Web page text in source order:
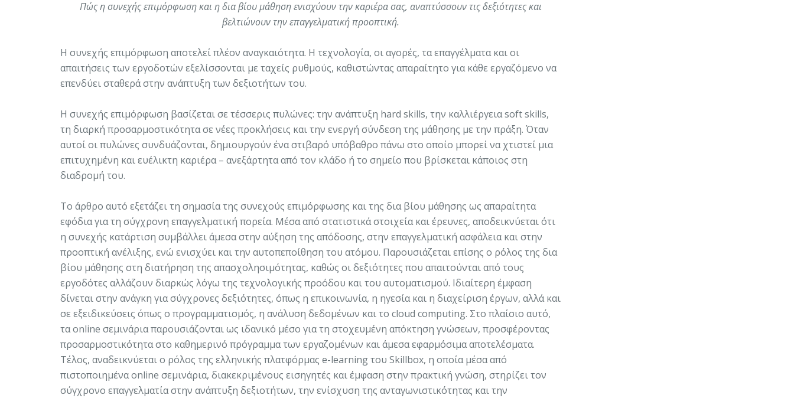
Πώς η συνεχής επιμόρφωση και η δια βίου μάθηση ενισχύουν την καριέρα σας, αναπτύσσουν τις δεξιότητες και
βελτιώνουν την επαγγελματική προοπτική.
Η συνεχής επιμόρφωση αποτελεί πλέον αναγκαιότητα. Η τεχνολογία, οι αγορές, τα επαγγέλματα και οι
απαιτήσεις των εργοδοτών εξελίσσονται με ταχείς ρυθμούς, καθιστώντας απαραίτητο για κάθε εργαζόμενο να
επενδύει σταθερά στην ανάπτυξη των δεξιοτήτων του.
Η συνεχής επιμόρφωση βασίζεται σε τέσσερις πυλώνες: την ανάπτυξη hard skills, την καλλιέργεια soft skills,
τη διαρκή προσαρμοστικότητα σε νέες προκλήσεις και την ενεργή σύνδεση της μάθησης με την πράξη. Όταν
αυτοί οι πυλώνες συνδυάζονται, δημιουργούν ένα στιβαρό υπόβαθρο πάνω στο οποίο μπορεί να χτιστεί μια
επιτυχημένη και ευέλικτη καριέρα – ανεξάρτητα από τον κλάδο ή το σημείο που βρίσκεται κάποιος στη
διαδρομή του.
Το άρθρο αυτό εξετάζει τη σημασία της συνεχούς επιμόρφωσης και της δια βίου μάθησης ως απαραίτητα
εφόδια για τη σύγχρονη επαγγελματική πορεία. Μέσα από στατιστικά στοιχεία και έρευνες, αποδεικνύεται ότι
η συνεχής κατάρτιση συμβάλλει άμεσα στην αύξηση της απόδοσης, στην επαγγελματική ασφάλεια και στην
προοπτική ανέλιξης, ενώ ενισχύει και την αυτοπεποίθηση του ατόμου. Παρουσιάζεται επίσης ο ρόλος της δια
βίου μάθησης στη διατήρηση της απασχολησιμότητας, καθώς οι δεξιότητες που απαιτούνται από τους
εργοδότες αλλάζουν διαρκώς λόγω της τεχνολογικής προόδου και του αυτοματισμού. Ιδιαίτερη έμφαση
δίνεται στην ανάγκη για σύγχρονες δεξιότητες, όπως η επικοινωνία, η ηγεσία και η διαχείριση έργων, αλλά και
σε εξειδικεύσεις όπως ο προγραμματισμός, η ανάλυση δεδομένων και το cloud computing. Στο πλαίσιο αυτό,
τα online σεμινάρια παρουσιάζονται ως ιδανικό μέσο για τη στοχευμένη απόκτηση γνώσεων, προσφέροντας
προσαρμοστικότητα στο καθημερινό πρόγραμμα των εργαζομένων και άμεσα εφαρμόσιμα αποτελέσματα.
Τέλος, αναδεικνύεται ο ρόλος της ελληνικής πλατφόρμας e-learning του Skillbox, η οποία μέσα από
πιστοποιημένα online σεμινάρια, διακεκριμένους εισηγητές και έμφαση στην πρακτική γνώση, στηρίζει τον
σύγχρονο επαγγελματία στην ανάπτυξη δεξιοτήτων, την ενίσχυση της ανταγωνιστικότητας και την